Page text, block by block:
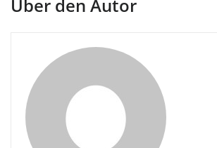
Über den Autor